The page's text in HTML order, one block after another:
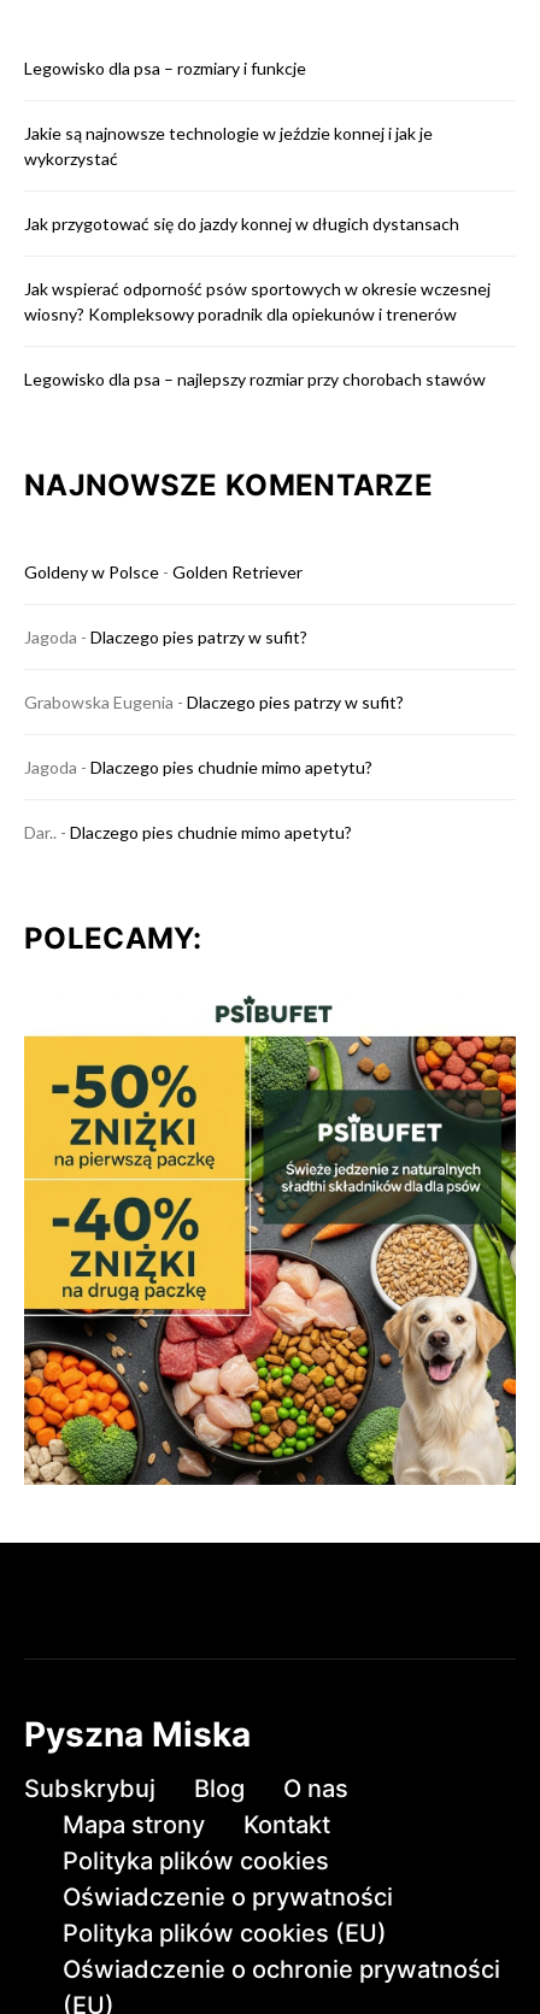
Legowisko dla psa – rozmiary i funkcje
Jakie są najnowsze technologie w jeździe konnej i jak je
wykorzystać
Jak przygotować się do jazdy konnej w długich dystansach
Jak wspierać odporność psów sportowych w okresie wczesnej
wiosny? Kompleksowy poradnik dla opiekunów i trenerów
Legowisko dla psa – najlepszy rozmiar przy chorobach stawów
NAJNOWSZE KOMENTARZE
Goldeny w Polsce - Golden Retriever
Jagoda - Dlaczego pies patrzy w sufit?
Grabowska Eugenia - Dlaczego pies patrzy w sufit?
Jagoda - Dlaczego pies chudnie mimo apetytu?
Dar.. - Dlaczego pies chudnie mimo apetytu?
POLECAMY:
Pyszna Miska
Subskrybuj Blog
O nas
Mapa strony
Kontakt
Polityka plików cookies
Oświadczenie o prywatności
Polityka plików cookies (EU)
Oświadczenie o ochronie prywatności
(EU)